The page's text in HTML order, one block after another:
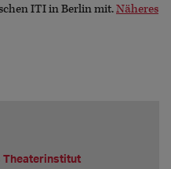
ITI in Berlin mit.Näheres
Theaterinstitut